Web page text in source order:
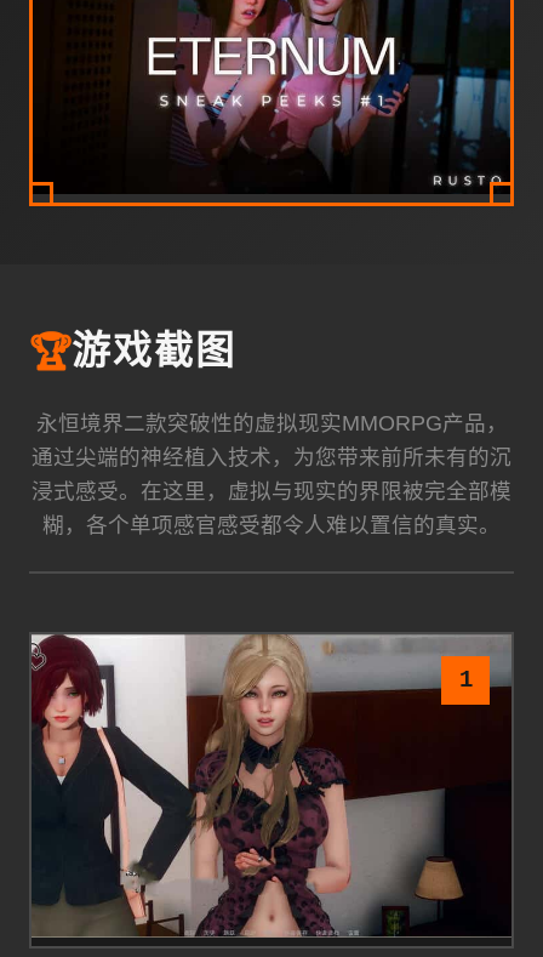
🏆游戏截图
永恒境界二款突破性的虚拟现实MMORPG产品，
通过尖端的神经植入技术，为您带来前所未有的沉
浸式感受。在这里，虚拟与现实的界限被完全部模
糊，各个单项感官感受都令人难以置信的真实。
1